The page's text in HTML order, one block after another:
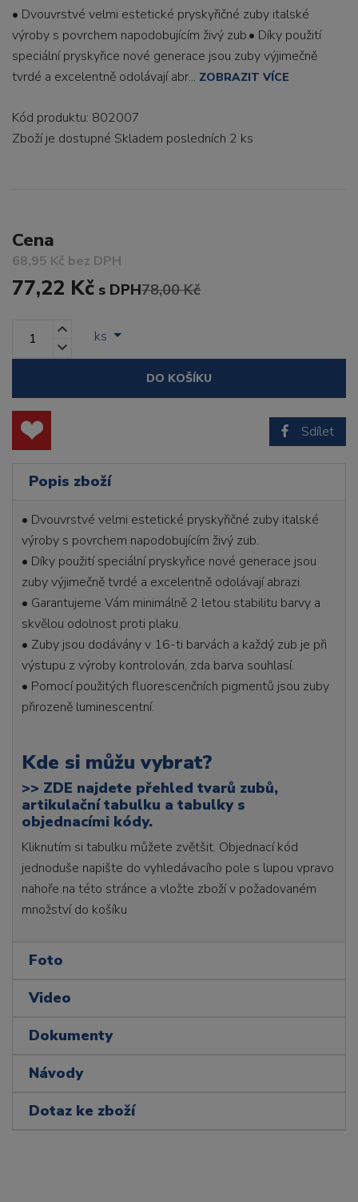
• Dvouvrstvé velmi estetické pryskyřičné zuby italské
výroby s povrchem napodobujícím živý zub.• Díky použití
speciální pryskyřice nové generace jsou zuby výjimečně
tvrdé a excelentně odolávají abr... ZOBRAZIT VÍCE
Kód produktu: 802007
Zboží je dostupné Skladem posledních 2 ks
Cena
68,95 Kč bez DPH
77,22 Kč s DPH78,00 Kč
ks
DO KOŠÍKU
Sdílet
Popis zboží
• Dvouvrstvé velmi estetické pryskyřičné zuby italské
výroby s povrchem napodobujícím živý zub.
• Díky použití speciální pryskyřice nové generace jsou
zuby výjimečně tvrdé a excelentně odolávají abrazi.
• Garantujeme Vám minimálně 2 letou stabilitu barvy a
skvělou odolnost proti plaku.
• Zuby jsou dodávány v 16-ti barvách a každý zub je při
výstupu z výroby kontrolován, zda barva souhlasí.
• Pomocí použitých fluorescenčních pigmentů jsou zuby
přirozeně luminescentní.
Kde si můžu vybrat?
>> ZDE najdete přehled tvarů zubů,
artikulační tabulku a tabulky s
objednacími kódy.
Kliknutím si tabulku můžete zvětšit. Objednací kód
jednoduše napište do vyhledávacího pole s lupou vpravo
nahoře na této stránce a vložte zboží v požadovaném
množství do košíku
Foto
Video
Dokumenty
Návody
Dotaz ke zboží